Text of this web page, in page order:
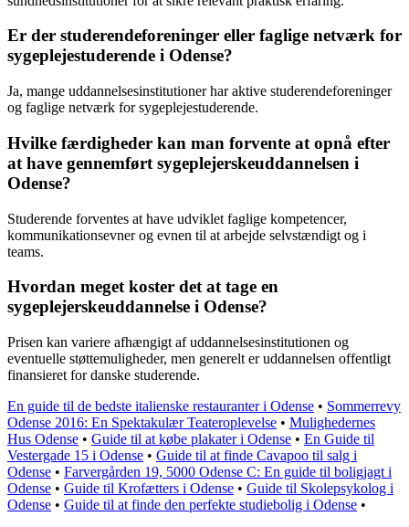
Er der studerendeforeninger eller faglige netværk for
sygeplejestuderende i Odense?
Ja, mange uddannelsesinstitutioner har aktive studerendeforeninger
og faglige netværk for sygeplejestuderende.
Hvilke færdigheder kan man forvente at opnå efter
at have gennemført sygeplejerskeuddannelsen i
Odense?
Studerende forventes at have udviklet faglige kompetencer,
kommunikationsevner og evnen til at arbejde selvstændigt og i
teams.
Hvordan meget koster det at tage en
sygeplejerskeuddannelse i Odense?
Prisen kan variere afhængigt af uddannelsesinstitutionen og
eventuelle støttemuligheder, men generelt er uddannelsen offentligt
finansieret for danske studerende.
En guide til de bedste italienske restauranter i Odense • Sommerrevy
Odense 2016: En Spektakulær Teateroplevelse • Mulighedernes
Hus Odense • Guide til at købe plakater i Odense • En Guide til
Vestergade 15 i Odense • Guide til at finde Cavapoo til salg i
Odense • Farvergården 19, 5000 Odense C: En guide til boligjagt i
Odense • Guide til Krofætters i Odense • Guide til Skolepsykolog i
Odense • Guide til at finde den perfekte studiebolig i Odense •